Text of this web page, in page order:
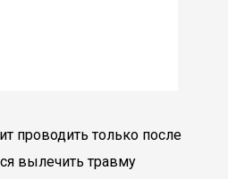
проводить только после
вылечить травму